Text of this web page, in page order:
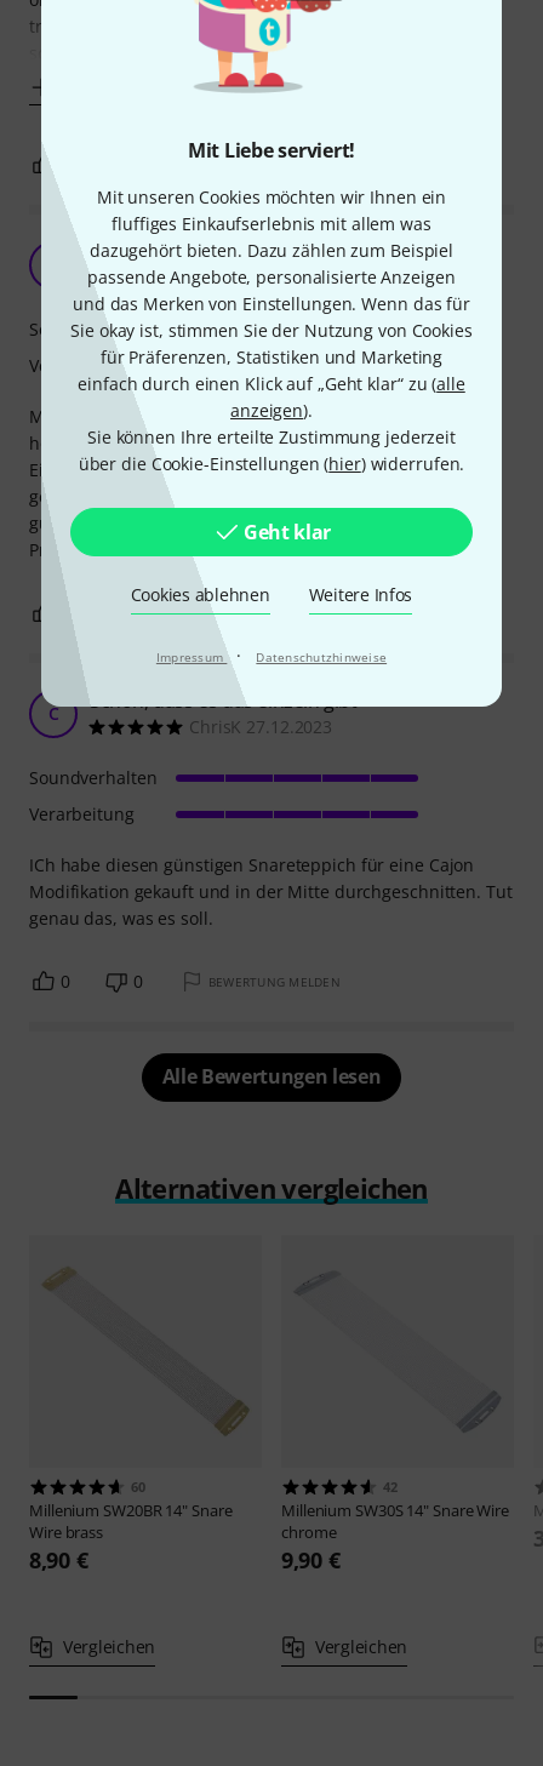
Mit Liebe serviert!
Mit unseren Cookies möchten wir Ihnen ein
fluffiges Einkaufserlebnis mit allem was
dazugehört bieten. Dazu zählen zum Beispiel
passende Angebote, personalisierte Anzeigen
und das Merken von Einstellungen. Wenn das für
Sie okay ist, stimmen Sie der Nutzung von Cookies
für Präferenzen, Statistiken und Marketing
einfach durch einen Klick auf „Geht klar“ zu (alle
anzeigen).
Sie können Ihre erteilte Zustimmung jederzeit
über die Cookie-Einstellungen (hier) widerrufen.
Geht klar
Cookies ablehnen Weitere Infos
Impressum · Datenschutzhinweise
trotzdem ordentlich laut. Wer mehr bezahlt ist selber
schuld. Der Tama sensitiv war mir zu
Solider Snareteppich
Annoying Flo 18.05.2021
Mit diesem Snareteppich bekommt man zwar nicht das
hochwertigste Produkt (besonders die Plastikstreifen zum
Einklemmen des Teppichs sind etwas dick und lang
geraten), trotzdem kann man aus seiner Snare einen recht
guten Sound herauskitzeln, wenn man ihn anlegt. Für den
Preis absolut topp!
Soundverhalten
Verarbeitung
0 BEWERTUNG MELDEN
C Schön, dass es das einzeln gibt
ChrisK 27.12.2023
ICh habe diesen günstigen Snareteppich für eine Cajon
Modifikation gekauft und in der Mitte durchgeschnitten. Tut
genau das, was es soll.
Soundverhalten
Verarbeitung
0 0 BEWERTUNG MELDEN
Alle Bewertungen lesen
Alternativen vergleichen
60
Millenium SW20BR 14" Snare
Wire brass
8,90 €
Vergleichen
42
Millenium SW30S 14" Snare Wire
chrome
9,90 €
Vergleichen